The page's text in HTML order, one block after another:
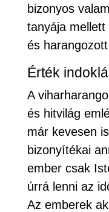
bizonyos
tanyája
és
Érték
A
és hitvilág
már kevesen
bizonyítékai
ember csak
úrrá lenni az
Az emberek